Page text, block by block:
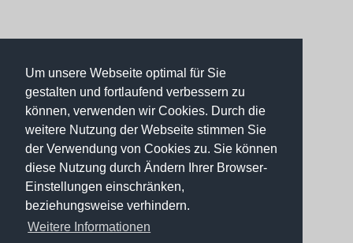
Um unsere Webseite optimal für Sie
gestalten und fortlaufend verbessern zu
können, verwenden wir Cookies. Durch die
weitere Nutzung der Webseite stimmen Sie
der Verwendung von Cookies zu. Sie können
diese Nutzung durch Ändern Ihrer Browser-
Einstellungen einschränken,
beziehungsweise verhindern.
Weitere Informationen